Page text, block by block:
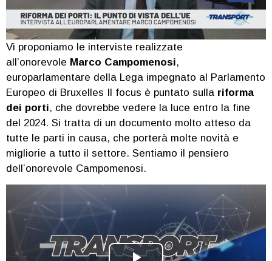
Vi proponiamo le interviste realizzate
all’onorevole Marco Campomenosi,
europarlamentare della Lega impegnato al Parlamento
Europeo di Bruxelles Il focus è puntato sulla riforma
dei porti, che dovrebbe vedere la luce entro la fine
del 2024. Si tratta di un documento molto atteso da
tutte le parti in causa, che porterà molte novità e
migliorie a tutto il settore. Sentiamo il pensiero
dell’onorevole Campomenosi.